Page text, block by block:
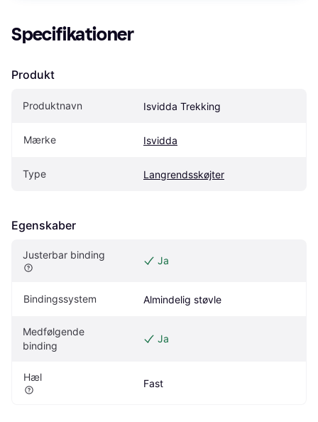
Specifikationer
Produkt
Produktnavn Isvidda Trekking
Mærke Isvidda
Type Langrendsskøjter
Egenskaber
Justerbar binding Ja
Bindingssystem Almindelig støvle
Medfølgende
binding
Ja
Hæl
Fast